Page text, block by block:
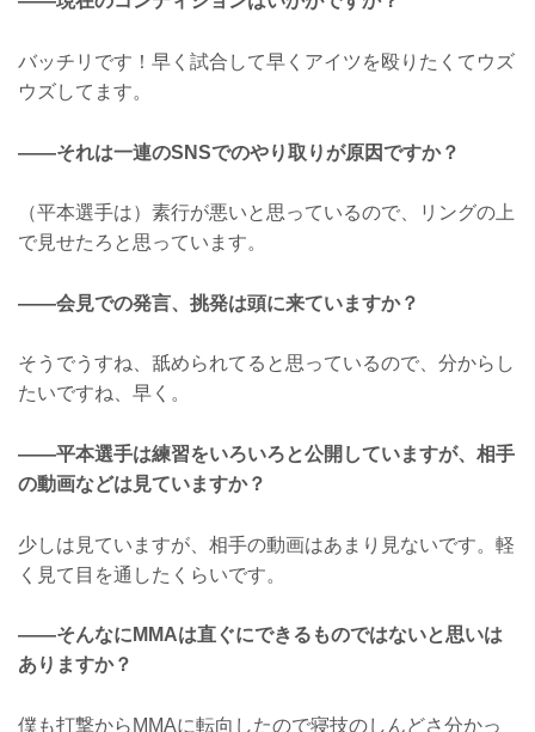
バッチリです！早く試合して早くアイツを殴りたくてウズ
ウズしてます。
——それは一連のSNSでのやり取りが原因ですか？
（平本選手は）素行が悪いと思っているので、リングの上
で見せたろと思っています。
——会見での発言、挑発は頭に来ていますか？
そうでうすね、舐められてると思っているので、分からし
たいですね、早く。
——平本選手は練習をいろいろと公開していますが、相手
の動画などは見ていますか？
少しは見ていますが、相手の動画はあまり見ないです。軽
く見て目を通したくらいです。
——そんなにMMAは直ぐにできるものではないと思いは
ありますか？
僕も打撃からMMAに転向したので寝技のしんどさ分かっ